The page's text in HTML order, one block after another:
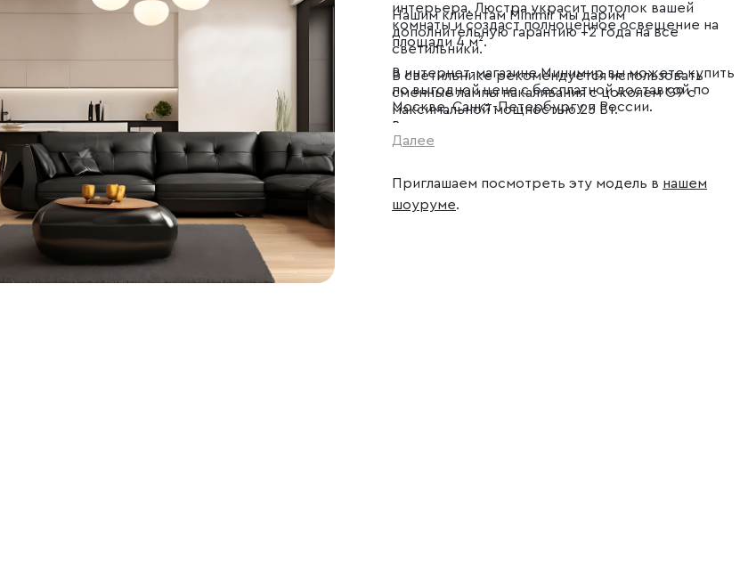
интерьера. Люстра украсит потолок вашей
комнаты и создаст полноценное освещение на
площади 4 м².
В светильнике рекомендуется использовать
сменные лампы накаливания с цоколем G9 с
максимальной мощностью 25 Вт.
В производстве светильника использовали
высококачественный металл с надежным
Нашим клиентам Minimir мы дарим
дополнительную гарантию +2 года на все
светильники.
В интернет-магазине Минимир вы можете купить
по выгодной цене с бесплатной доставкой по
Москве, Санкт-Петербургу и России.
Далее
Приглашаем посмотреть эту модель в нашем
шоуруме.